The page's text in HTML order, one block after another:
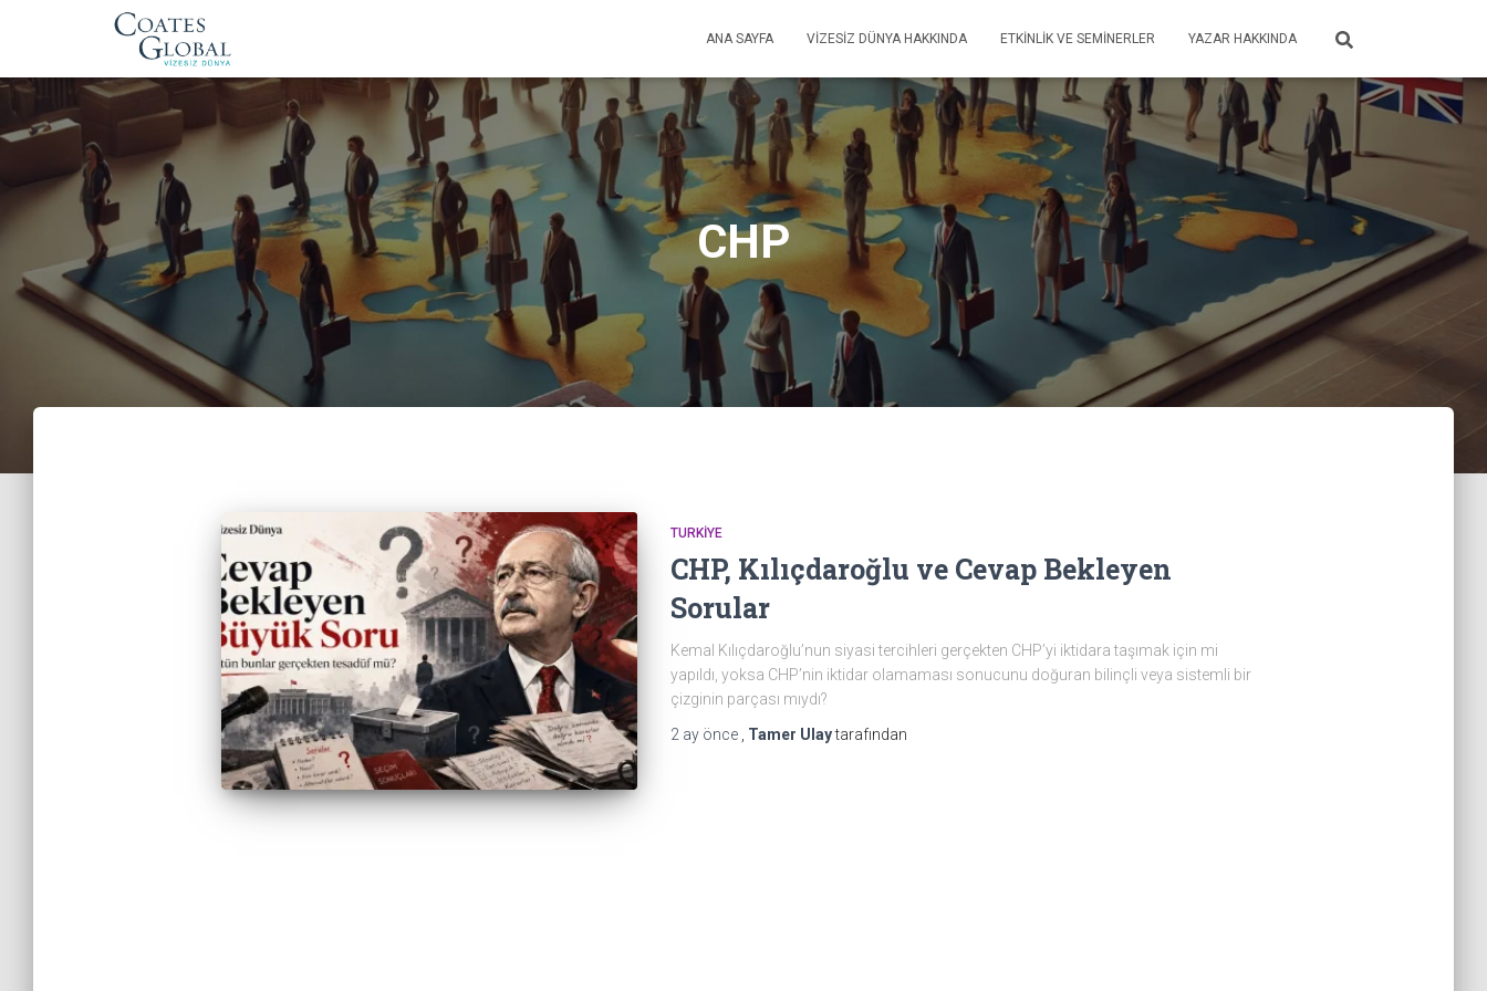
ANA SAYFA VIZESIZ DÜNYA HAKKINDA ETKINLIK VE SEMINERLER YAZAR HAKKINDA
CHP
TURKIYE
CHP, Kılıçdaroğlu ve Cevap Bekleyen
Sorular
Kemal Kılıçdaroğlu’nun siyasi tercihleri gerçekten CHP’yi iktidara taşımak için mi
yapıldı, yoksa CHP’nin iktidar olamaması sonucunu doğuran bilinçli veya sistemli bir
çizginin parçası mıydı?
2 ayönce Tamer Ulaytarafından